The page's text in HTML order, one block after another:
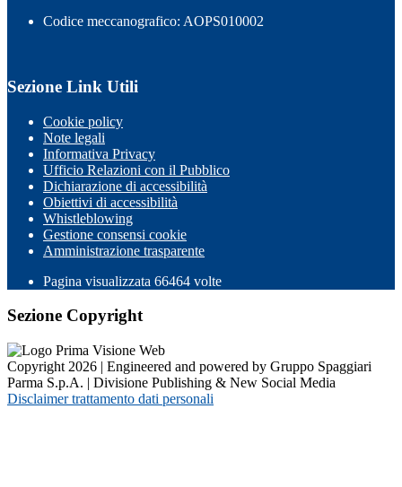
Codice meccanografico: AOPS010002
Sezione Link Utili
Cookie policy
Note legali
Informativa Privacy
Ufficio Relazioni con il Pubblico
Dichiarazione di accessibilità
Obiettivi di accessibilità
Whistleblowing
Gestione consensi cookie
Amministrazione trasparente
Pagina visualizzata 66464 volte
Sezione Copyright
Copyright 2026 | Engineered and powered by Gruppo Spaggiari
Parma S.p.A. | Divisione Publishing & New Social Media
Disclaimer trattamento dati personali